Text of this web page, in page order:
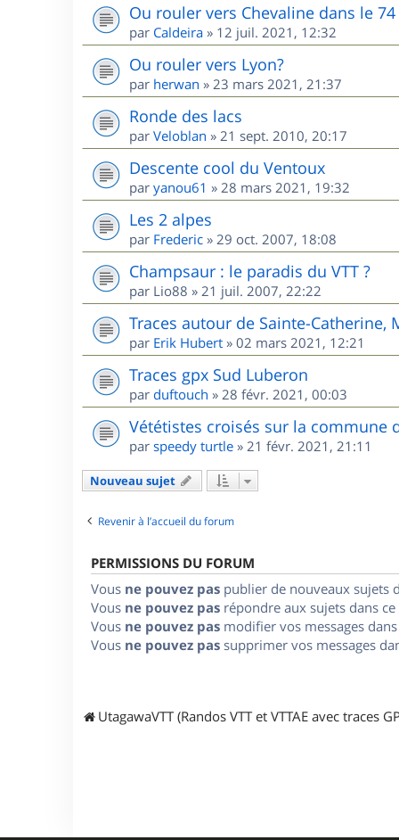
Ou rouler vers Chevaline dans le 74
par Caldeira » 12 juil. 2021, 12:32
Ou rouler vers Lyon?
par herwan » 23 mars 2021, 21:37
Ronde des lacs
par Veloblan » 21 sept. 2010, 20:17
Descente cool du Ventoux
par yanou61 » 28 mars 2021, 19:32
Les 2 alpes
par Frederic » 29 oct. 2007, 18:08
Champsaur : le paradis du VTT ?
par Lio88 » 21 juil. 2007, 22:22
Traces autour de Sainte-Catherine,
par Erik Hubert » 02 mars 2021, 12:21
Traces gpx Sud Luberon
par duftouch » 28 févr. 2021, 00:03
Vététistes croisés sur la commune
par speedy turtle » 21 févr. 2021, 21:11
Nouveau sujet
Revenir à l’accueil du forum
PERMISSIONS DU FORUM
Vous ne pouvez pas publier de nouveaux sujets
Vous ne pouvez pas répondre aux sujets dans
Vous ne pouvez pas modifier vos messages
Vous ne pouvez pas supprimer vos messages
UtagawaVTT (Randos VTT et VTTAE avec traces